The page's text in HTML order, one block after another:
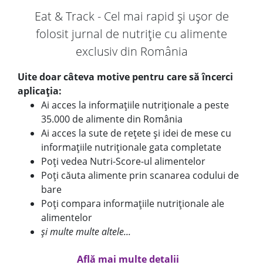
Eat & Track - Cel mai rapid și ușor de
folosit jurnal de nutriție cu alimente
exclusiv din România
Uite doar câteva motive pentru care să încerci
aplicația:
Ai acces la informațiile nutriționale a peste
35.000 de alimente din România
Ai acces la sute de rețete și idei de mese cu
informațiile nutriționale gata completate
Poți vedea Nutri-Score-ul alimentelor
Poți căuta alimente prin scanarea codului de
bare
Poți compara informațiile nutriționale ale
alimentelor
și multe multe altele...
Află mai multe detalii